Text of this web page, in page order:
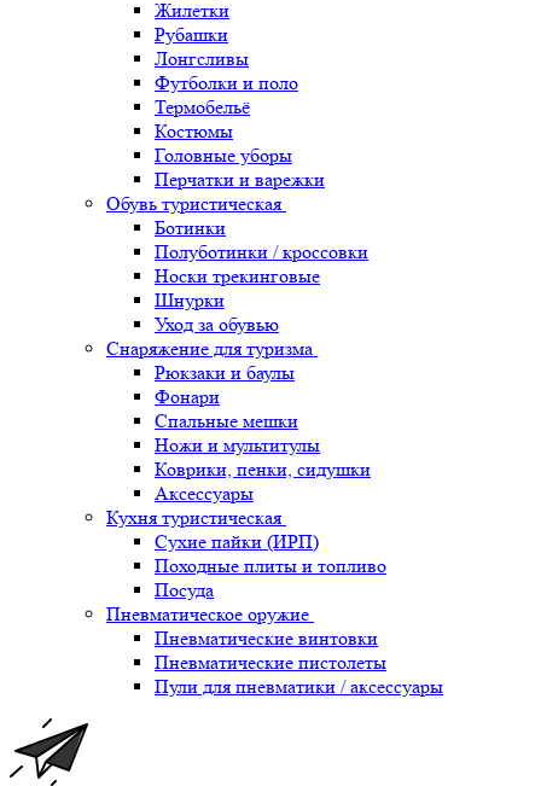
Жилетки
Рубашки
Лонгсливы
Футболки и поло
Термобельё
Костюмы
Головные уборы
Перчатки и варежки
Обувь туристическая
Ботинки
Полуботинки / кроссовки
Носки трекинговые
Шнурки
Уход за обувью
Снаряжение для туризма
Рюкзаки и баулы
Фонари
Спальные мешки
Ножи и мультитулы
Коврики, пенки, сидушки
Аксессуары
Кухня туристическая
Сухие пайки (ИРП)
Походные плиты и топливо
Посуда
Пневматическое оружие
Пневматические винтовки
Пневматические пистолеты
Пули для пневматики / аксессуары